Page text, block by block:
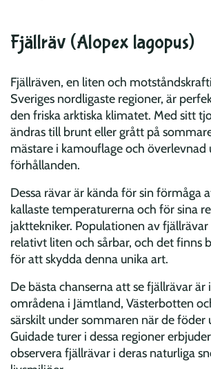
Fjällräv (Alopex lagopus)
Fjällräven, en liten och
Sveriges nordligaste regioner, är
den friska arktiska klimatet. Med sitt
ändras till brunt eller grått på
mästare i kamouflage och
förhållanden.
Dessa rävar är kända för sin förmåga
kallaste temperaturerna och för sina
jakttekniker. Populationen av fjällrävar
relativt liten och sårbar, och det finns
för att skydda denna unika art.
De bästa chanserna att se fjällrävar är
områdena i Jämtland, Västerbotten
särskilt under sommaren när de föder
Guidade turer i dessa regioner
observera fjällrävar i deras naturliga